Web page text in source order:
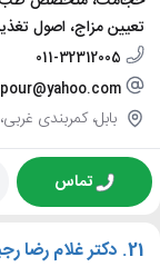
تعیین مزاج، اصول
011-32312005
بابل، کمربندی غربی، نبش توحید
تماس
21. دکتر غلام رضا